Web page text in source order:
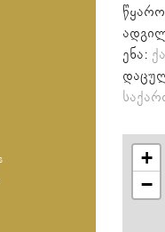
ენა:
+
−